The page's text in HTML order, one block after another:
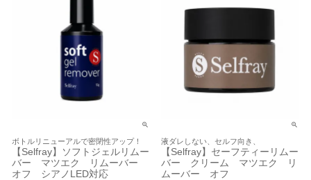
ボトルリニューアルで密閉性アップ！
【Selfray】ソフトジェルリムー
バー マツエク リムーバー
オフ シアノLED対応
液ダレしない、セルフ向き、
【Selfray】セーフティーリムー
バー クリーム マツエク リ
ムーバー オフ